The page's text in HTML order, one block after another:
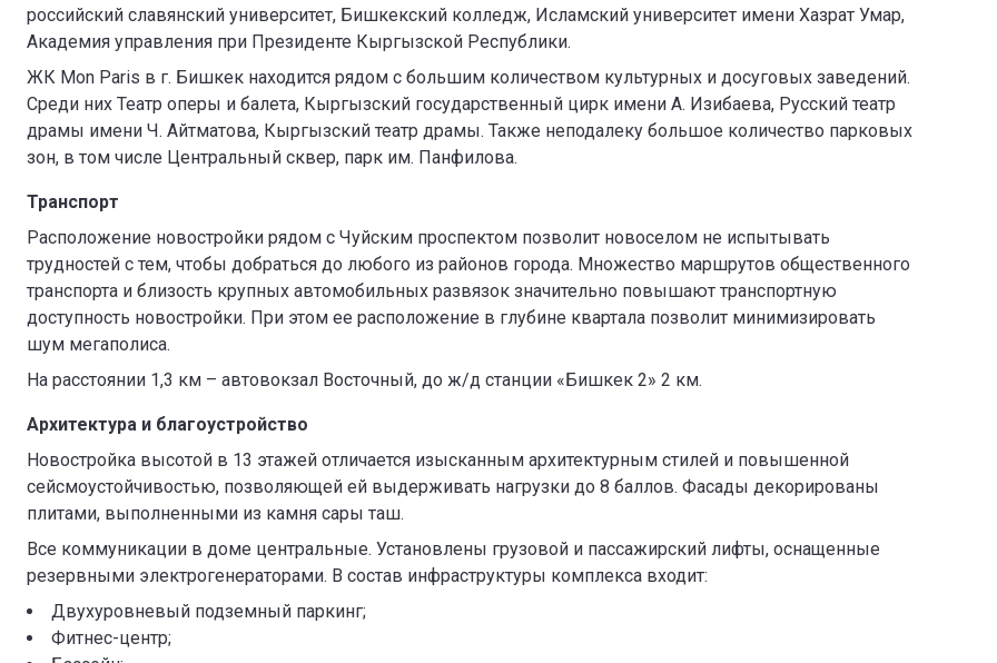
российский славянский университет, Бишкекский колледж, Исламский университет имени Хазрат Умар,
Академия управления при Президенте Кыргызской Республики.
ЖК Mon Paris в г. Бишкек находится рядом с большим количеством культурных и досуговых заведений.
Среди них Театр оперы и балета, Кыргызский государственный цирк имени А. Изибаева, Русский театр
драмы имени Ч. Айтматова, Кыргызский театр драмы. Также неподалеку большое количество парковых
зон, в том числе Центральный сквер, парк им. Панфилова.
Транспорт
Расположение новостройки рядом с Чуйским проспектом позволит новоселом не испытывать
трудностей с тем, чтобы добраться до любого из районов города. Множество маршрутов общественного
транспорта и близость крупных автомобильных развязок значительно повышают транспортную
доступность новостройки. При этом ее расположение в глубине квартала позволит минимизировать
шум мегаполиса.
На расстоянии 1,3 км – автовокзал Восточный, до ж/д станции «Бишкек 2» 2 км.
Архитектура и благоустройство
Новостройка высотой в 13 этажей отличается изысканным архитектурным стилей и повышенной
сейсмоустойчивостью, позволяющей ей выдерживать нагрузки до 8 баллов. Фасады декорированы
плитами, выполненными из камня сары таш.
Все коммуникации в доме центральные. Установлены грузовой и пассажирский лифты, оснащенные
резервными электрогенераторами. В состав инфраструктуры комплекса входит:
Двухуровневый подземный паркинг;
Фитнес-центр;